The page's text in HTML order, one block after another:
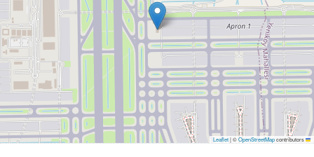
Leaflet
|©OpenStreetMapcontributors